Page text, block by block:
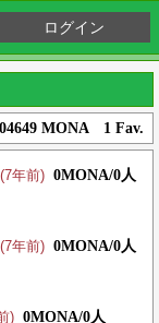
ログイン
MONA 1 Fav.
(7年前) 0MONA/0人
(7年前) 0MONA/0人
) 0MONA/0人